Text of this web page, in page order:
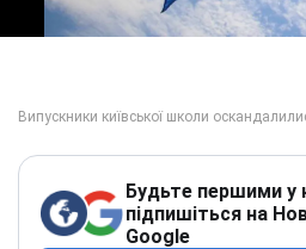
Будьте першими у
підпишіться на
Google